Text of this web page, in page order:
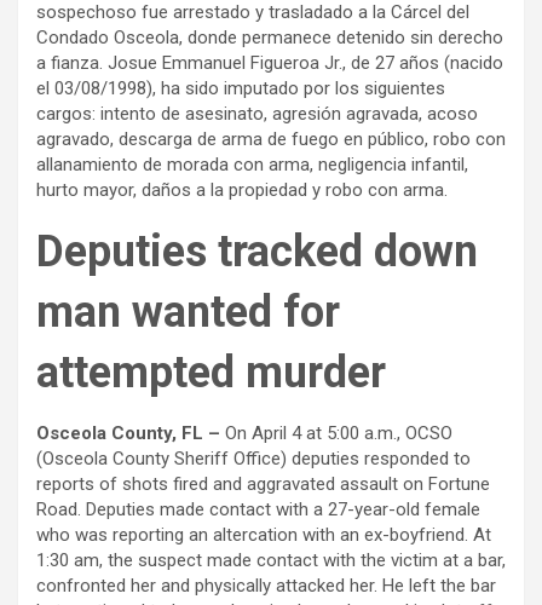
sospechoso fue arrestado y trasladado a la Cárcel del
Condado Osceola, donde permanece detenido sin derecho
a fianza. Josue Emmanuel Figueroa Jr., de 27 años (nacido
el 03/08/1998), ha sido imputado por los siguientes
cargos: intento de asesinato, agresión agravada, acoso
agravado, descarga de arma de fuego en público, robo con
allanamiento de morada con arma, negligencia infantil,
hurto mayor, daños a la propiedad y robo con arma.
Deputies tracked down
man wanted for
attempted murder
Osceola County, FL – On April 4 at 5:00 a.m., OCSO
(Osceola County Sheriff Office) deputies responded to
reports of shots fired and aggravated assault on Fortune
Road. Deputies made contact with a 27-year-old female
who was reporting an altercation with an ex-boyfriend. At
1:30 am, the suspect made contact with the victim at a bar,
confronted her and physically attacked her. He left the bar